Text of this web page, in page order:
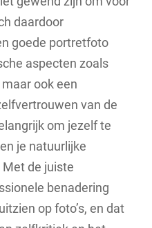
daardoor
goede portretfoto
aspecten zoals
ook een
van de
om jezelf te
je natuurlijke
de juiste
benadering
op foto’s, en dat